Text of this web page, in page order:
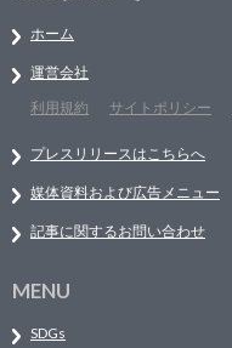
ホーム
運営会社
利用規約
サイトポリシー
プレスリリースはこちらへ
媒体資料および広告メニュー
記事に関するお問い合わせ
MENU
SDGs